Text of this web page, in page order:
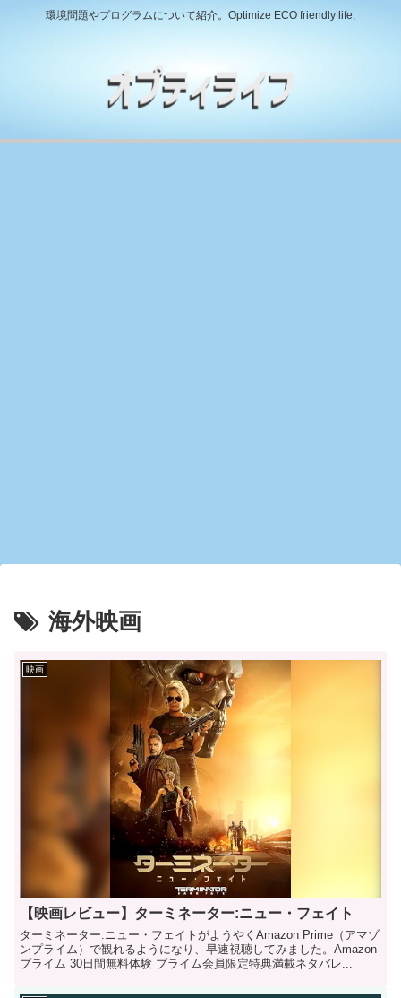
環境問題やプログラムについて紹介。Optimize ECO friendly life,
海外映画
映画
【映画レビュー】ターミネーター:ニュー・フェイト
ターミネーター:ニュー・フェイトがようやくAmazon Prime（アマゾ
ンプライム）で観れるようになり、早速視聴してみました。Amazon
プライム 30日間無料体験 プライム会員限定特典満載ネタバレ...